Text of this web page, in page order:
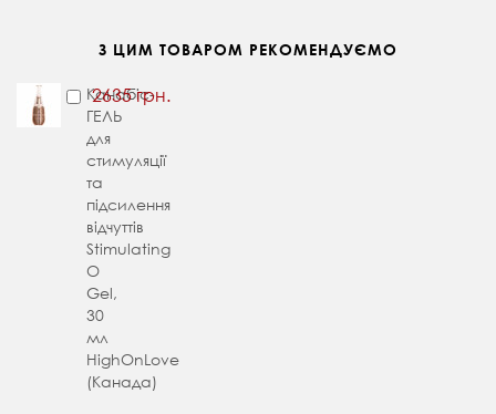
З ЦИМ ТОВАРОМ РЕКОМЕНДУЄМО
Канабіс-
ГЕЛЬ
для
стимуляції
та
підсилення
відчуттів
Stimulating
O
Gel,
30
мл
HighOnLove
(Канада)
2635 грн.